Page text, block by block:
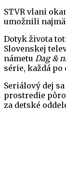
STVR vlani
umožnili najmä
Dotyk života
Slovenskej
námetu Dag &
série, každá po
Seriálový dej
prostredie
za detské